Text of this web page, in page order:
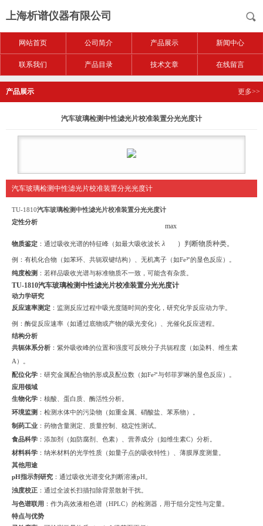
上海析谱仪器有限公司
网站首页 公司简介 产品展示 新闻中心
联系我们 产品目录 技术文章 在线留言
产品展示 更多>>
汽车玻璃检测中性滤光片校准装置分光光度计
汽车玻璃检测中性滤光片校准装置分光光度计
TU-1810汽车玻璃检测中性滤光片校准装置分光光度计
定性分析
物质鉴定 ：通过吸收光谱的特征峰（如最大吸收波长 λ
max
）判断物质种类。
例：有机化合物（如苯环、共轭双键结构）、无机离子（如Fe³⁺的显色反应）。
纯度检测 ：若样品吸收光谱与标准物质不一致，可能含有杂质。
TU-1810汽车玻璃检测中性滤光片校准装置分光光度计
动力学研究
反应速率测定 ：监测反应过程中吸光度随时间的变化，研究化学反应动力学。
例：酶促反应速率（如通过底物或产物的吸光变化）、光催化反应进程。
结构分析
共轭体系分析 ：紫外吸收峰的位置和强度可反映分子共轭程度（如染料、维生素
A）。
配位化学 ：研究金属配合物的形成及配位数（如Fe²⁺与邻菲罗啉的显色反应）。
应用领域
生物化学 ：核酸、蛋白质、酶活性分析。
环境监测 ：检测水体中的污染物（如重金属、硝酸盐、苯系物）。
制药工业 ：药物含量测定、质量控制、稳定性测试。
食品科学 ：添加剂（如防腐剂、色素）、营养成分（如维生素C）分析。
材料科学 ：纳米材料的光学性质（如量子点的吸收特性）、薄膜厚度测量。
其他用途
pH指示剂研究 ：通过吸收光谱变化判断溶液pH。
浊度校正 ：通过全波长扫描扣除背景散射干扰。
与色谱联用 ：作为高效液相色谱（HPLC）的检测器，用于组分定性与定量。
特点与优势